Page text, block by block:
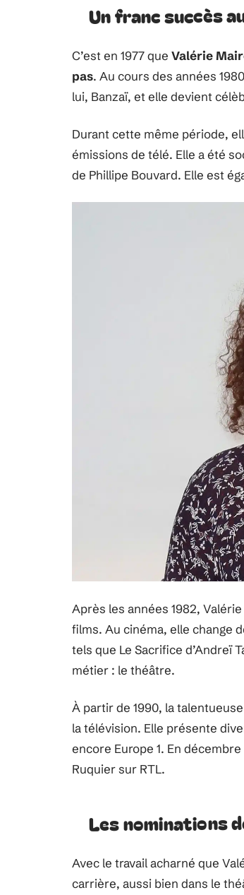
Un franc succès
C’est en 1977 que Valérie
pas. Au cours des années
lui, Banzaï, et elle devient
Durant cette même période,
émissions de télé. Elle a été
de Phillipe Bouvard. Elle est
Après les années 1982,
films. Au cinéma, elle change
tels que Le Sacrifice d’Andreï
métier : le théâtre.
À partir de 1990, la
la télévision. Elle présente
encore Europe 1. En
Ruquier sur RTL.
Les nominations
Avec le travail acharné que
carrière, aussi bien dans le